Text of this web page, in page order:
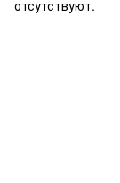
отсутствуют.